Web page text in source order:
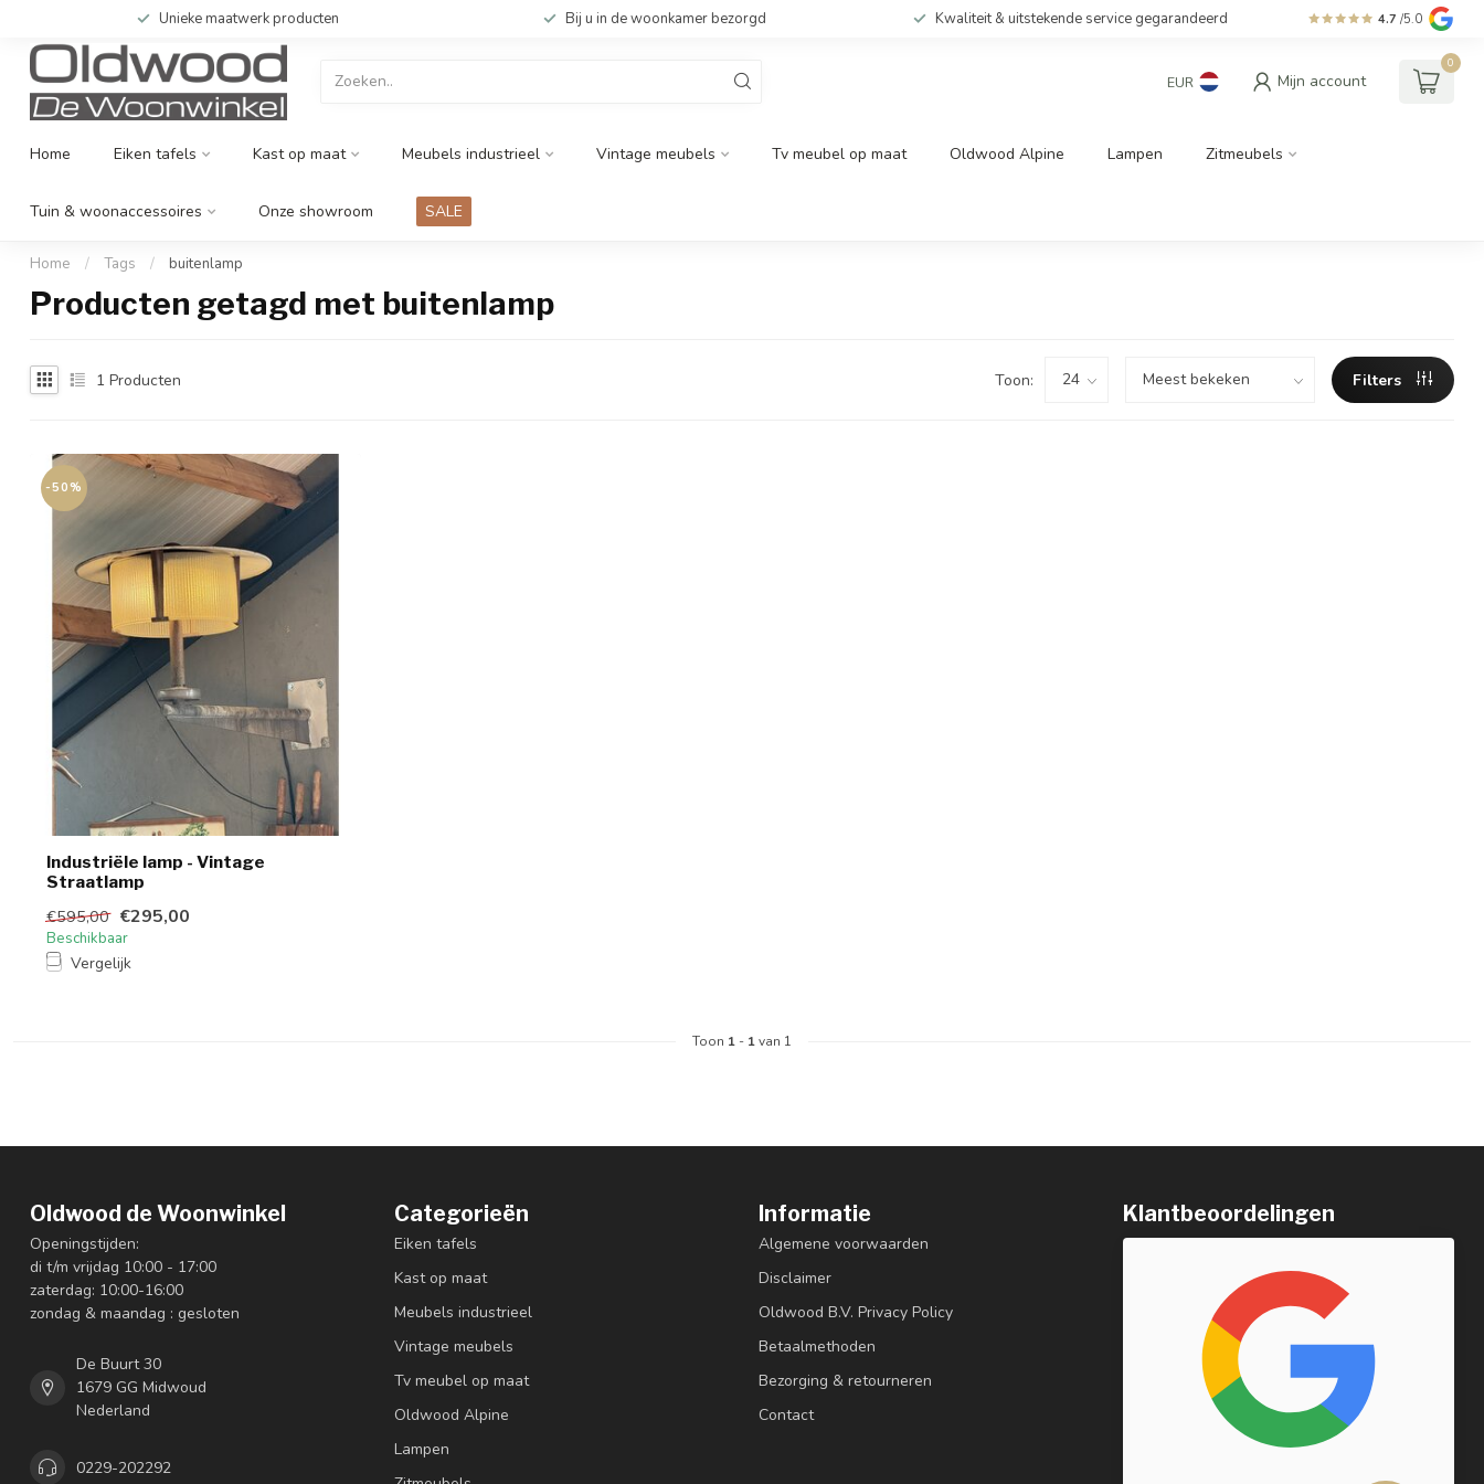
Unieke maatwerk producten Bij u in de woonkamer bezorgd Kwaliteit & uitstekende service gegarandeerd 4.7 /5.0
EUR Mijn account
0
Home Eiken tafels Kast op maat Meubels industrieel Vintage meubels Tv meubel op maat Oldwood Alpine Lampen Zitmeubels
Tuin & woonaccessoires Onze showroom SALE
Home / Tags / buitenlamp
Producten getagd met buitenlamp
1 Producten Toon: Filters
-50%
Industriële lamp - Vintage
Straatlamp
€595,00 €295,00
Beschikbaar
Vergelijk
Toon 1 - 1van 1
Oldwood de Woonwinkel
Openingstijden:
di t/m vrijdag 10:00 - 17:00
zaterdag: 10:00-16:00
zondag & maandag : gesloten
De Buurt 30
1679 GG Midwoud
Nederland
0229-202292
Categorieën
Eiken tafels
Kast op maat
Meubels industrieel
Vintage meubels
Tv meubel op maat
Oldwood Alpine
Lampen
Informatie
Algemene voorwaarden
Disclaimer
Oldwood B.V. Privacy Policy
Betaalmethoden
Bezorging & retourneren
Contact
Klantbeoordelingen